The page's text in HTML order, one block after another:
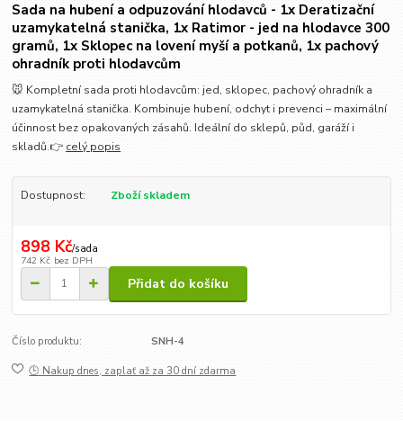
Sada na hubení a odpuzování hlodavců - 1x Deratizační
uzamykatelná stanička, 1x Ratimor - jed na hlodavce 300
gramů, 1x Sklopec na lovení myší a potkanů, 1x pachový
ohradník proti hlodavcům
🐭 Kompletní sada proti hlodavcům: jed, sklopec, pachový ohradník a
uzamykatelná stanička. Kombinuje hubení, odchyt i prevenci – maximální
účinnost bez opakovaných zásahů. Ideální do sklepů, půd, garáží i
skladů.👉 celý popis
Dostupnost: Zboží skladem
898 Kč/sada
742 Kč bez DPH
Přidat do košíku
Číslo produktu: SNH-4
🕒 Nakup dnes, zaplať až za 30 dní zdarma